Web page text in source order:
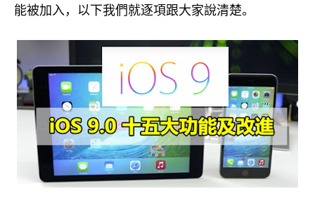
能被加入，以下我們就逐項跟大家說清楚。